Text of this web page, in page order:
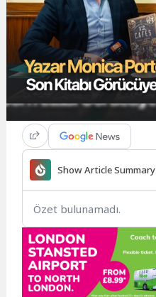
Show Article Summary
Özet bulunamadı.